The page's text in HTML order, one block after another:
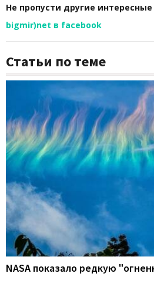
Не пропусти другие
bigmir)net в facebook
Статьи по теме
NASA показало редкую